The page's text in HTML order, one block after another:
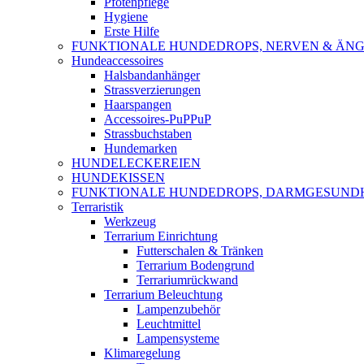
Hygiene
Erste Hilfe
FUNKTIONALE HUNDEDROPS, NERVEN &
Hundeaccessoires
Halsbandanhänger
Strassverzierungen
Haarspangen
Accessoires-PuPPuP
Strassbuchstaben
Hundemarken
HUNDELECKEREIEN
HUNDEKISSEN
FUNKTIONALE HUNDEDROPS,
Terraristik
Werkzeug
Terrarium Einrichtung
Futterschalen & Tränken
Terrarium Bodengrund
Terrariumrückwand
Terrarium Beleuchtung
Lampenzubehör
Leuchtmittel
Lampensysteme
Klimaregelung